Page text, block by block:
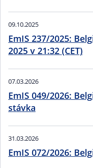
09.10.2025
EmIS 237/2025:
2025 v 21:32 (CET)
07.03.2026
EmIS 049/2026:
stávka
31.03.2026
EmIS 072/2026: